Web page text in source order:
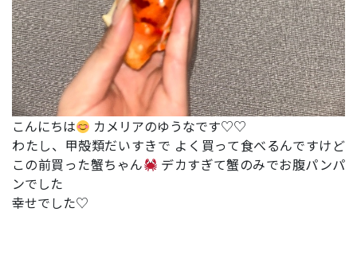
こんにちは
カメリアのゆうなです♡♡
わたし、甲殻類だいすきで よく買って食べるんですけど
この前買った蟹ちゃん
デカすぎて蟹のみでお腹パンパ
ンでした
幸せでした♡